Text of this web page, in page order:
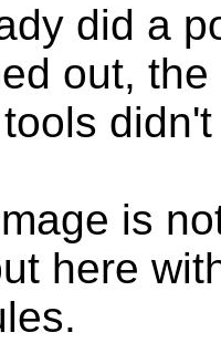
did a
out,
is
here